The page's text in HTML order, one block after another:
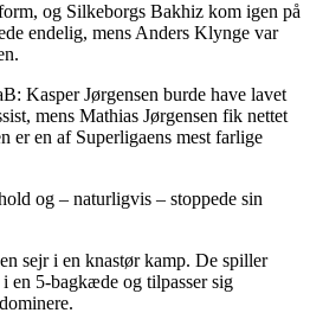
og Silkeborgs Bakhiz kom igen på
endelig, mens Anders Klynge var
Kasper Jørgensen burde have lavet
mens Mathias Jørgensen fik nettet
er en af Superligaens mest farlige
og – naturligvis – stoppede sin
sejr i en knastør kamp. De spiller
en 5-bagkæde og tilpasser sig